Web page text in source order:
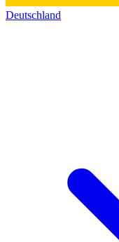
Deutschland